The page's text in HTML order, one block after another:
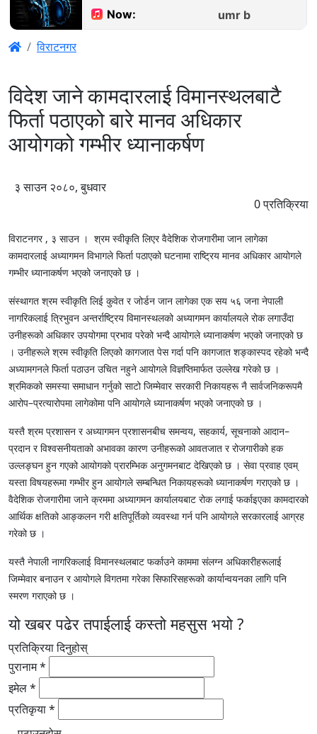
विराटनगर
विदेश जाने कामदारलाई विमानस्थलबाटै
फिर्ता पठाएको बारे मानव अधिकार
आयोगको गम्भीर ध्यानाकर्षण
३ साउन २०८०, बुधवार
0प्रतिक्रिया
विराटनगर , ३ साउन । श्रम स्वीकृति लिएर वैदेशिक रोजगारीमा जान लागेका
कामदारलाई अध्यागमन विभागले फिर्ता पठाएको घटनामा राष्ट्रिय मानव अधिकार आयोगले
गम्भीर ध्यानाकर्षण भएको जनाएको छ ।
संस्थागत श्रम स्वीकृति लिई कुवेत र जोर्डन जान लागेका एक सय ५६ जना नेपाली
नागरिकलाई त्रिभुवन अन्तर्राष्ट्रिय विमानस्थलको अध्यागमन कार्यालयले रोक लगाउँदा
उनीहरूको अधिकार उपयोगमा प्रभाव परेको भन्दै आयोगले ध्यानाकर्षण भएको जनाएको छ
। उनीहरूले श्रम स्वीकृति लिएको कागजात पेस गर्दा पनि कागजात शङ्कास्पद रहेको भन्दै
अध्यामगनले फिर्ता पठाउन उचित नहुने आयोगले विज्ञप्तिमार्फत उल्लेख गरेको छ ।
श्रमिकको समस्या समाधान गर्नुको साटो जिम्मेवार सरकारी निकायहरू नै सार्वजनिकरूपमै
आरोप–प्रत्यारोपमा लागेकोमा पनि आयोगले ध्यानाकर्षण भएको जनाएको छ ।
यस्तै श्रम प्रशासन र अध्यागमन प्रशासनबीच समन्वय, सहकार्य, सूचनाको आदान–
प्रदान र विश्वसनीयताको अभावका कारण उनीहरूको आवतजात र रोजगारीको हक
उल्लङ्घन हुन गएको आयोगको प्रारम्भिक अनुगमनबाट देखिएको छ । सेवा प्रवाह एवम्
यस्ता विषयहरूमा गम्भीर हुन आयोगले सम्बन्धित निकायहरूको ध्यानाकर्षण गराएको छ ।
वैदेशिक रोजगारीमा जाने क्रममा अध्यागमन कार्यालयबाट रोक लगाई फर्काइएका कामदारको
आर्थिक क्षतिको आङ्कलन गरी क्षतिपूर्तिको व्यवस्था गर्न पनि आयोगले सरकारलाई आग्रह
गरेको छ ।
यस्तै नेपाली नागरिकलाई विमानस्थलबाट फर्काउने काममा संलग्न अधिकारीहरूलाई
जिम्मेवार बनाउन र आयोगले विगतमा गरेका सिफारिसहरूको कार्यान्वयनका लागि पनि
स्मरण गराएको छ ।
यो खबर पढेर तपाईलाई कस्तो महसुस भयो ?
प्रतिक्रिया दिनुहोस्
पुरानाम *
इमेल *
प्रतिकृया *